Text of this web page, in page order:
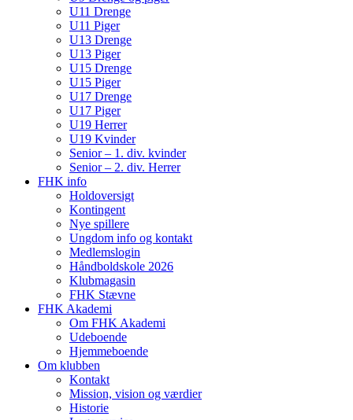
U11 Drenge
U11 Piger
U13 Drenge
U13 Piger
U15 Drenge
U15 Piger
U17 Drenge
U17 Piger
U19 Herrer
U19 Kvinder
Senior – 1. div. kvinder
Senior – 2. div. Herrer
FHK info
Holdoversigt
Kontingent
Nye spillere
Ungdom info og kontakt
Medlemslogin
Håndboldskole 2026
Klubmagasin
FHK Stævne
FHK Akademi
Om FHK Akademi
Udeboende
Hjemmeboende
Om klubben
Kontakt
Mission, vision og værdier
Historie